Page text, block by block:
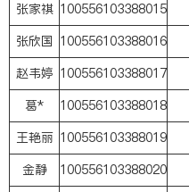
张家祺 100556103388015
张欣国 100556103388016
赵韦婷 100556103388017
葛*
100556103388018
王艳丽 100556103388019
金静
100556103388020